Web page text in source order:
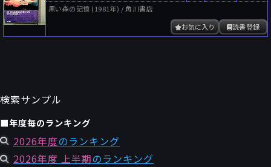
黒い森の記憶 (1981年) / 角川書店
読書登録
お気に入り
検索サンプル
■年度毎のランキング
2026年度のランキング
2026年度 上半期のランキング